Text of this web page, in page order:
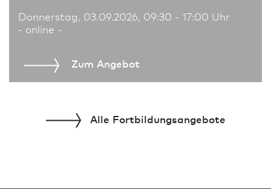
Donnerstag, 03.09.2026, 09:30 - 17:00 Uhr
- online -
Zum An­ge­bot
Alle Fort­bildungs­angebote